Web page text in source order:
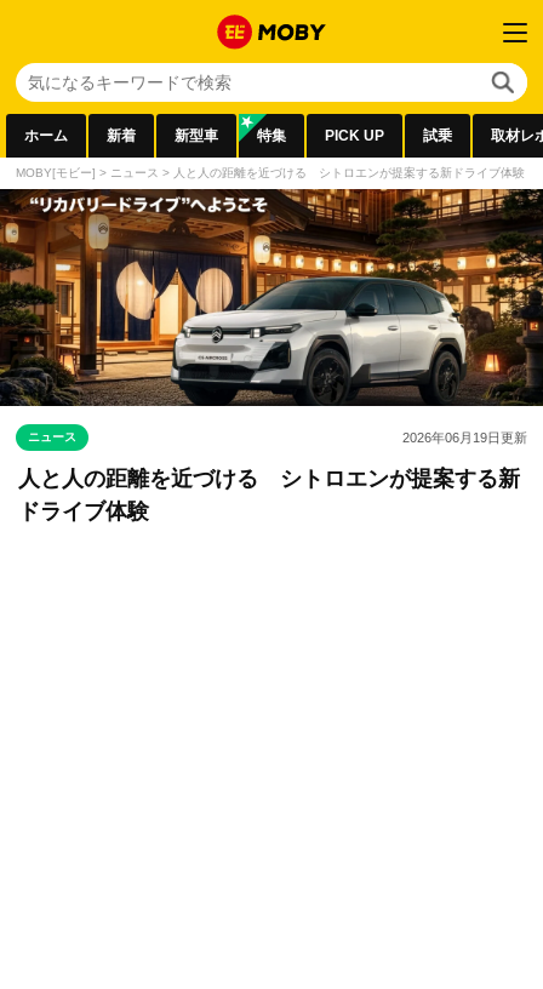
ホーム 新着 新型車 特集 PICK UP 試乗 取材レ
MOBY[モビー] > ニュース > 人と人の距離を近づける シトロエンが提案する新ドライブ体験
ニュース 2026年06月19日更新
人と人の距離を近づける シトロエンが提案する新
ドライブ体験